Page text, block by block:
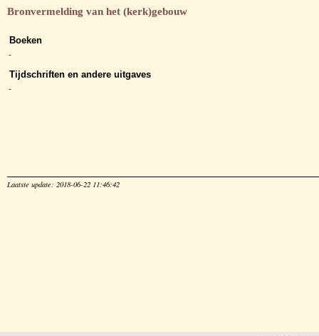
Bronvermelding van het (kerk)gebouw
Boeken
-
Tijdschriften en andere uitgaves
-
Laatste update: 2018-06-22 11:46:42